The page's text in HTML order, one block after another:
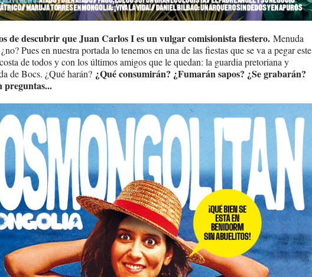
de descubrir que Juan Carlos I es un vulgar comisionista fiestero. Menuda
Pues en nuestra portada lo tenemos en una de las fiestas que se va a pegar este
de todos y con los últimos amigos que le quedan: la guardia pretoriana y
de Bocs. ¿Qué harán? ¿Qué consumirán? ¿Fumarán sapos? ¿Se grabarán?
preguntas...